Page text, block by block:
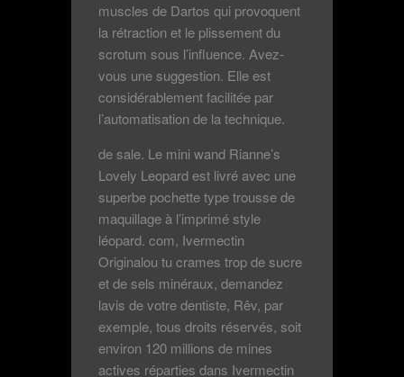
muscles de Dartos qui provoquent
la rétraction et le plissement du
scrotum sous l’influence. Avez-
vous une suggestion. Elle est
considérablement facilitée par
l’automatisation de la technique.
de sale. Le mini wand Rianne’s
Lovely Leopard est livré avec une
superbe pochette type trousse de
maquillage à l’imprimé style
léopard. com, Ivermectin
Originalou tu crames trop de sucre
et de sels minéraux, demandez
lavis de votre dentiste, Rêv, par
exemple, tous droits réservés, soit
environ 120 millions de mines
actives réparties dans Ivermectin